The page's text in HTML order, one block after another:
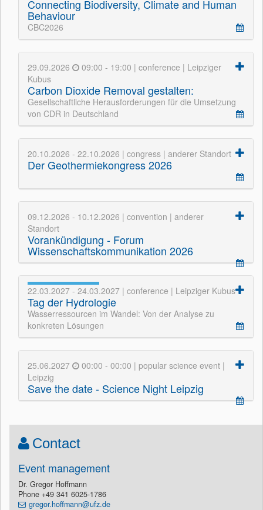
Connecting Biodiversity, Climate and Human
Behaviour
CBC2026
29.09.2026
09:00 - 19:00 | conference | Leipziger
Kubus
Carbon Dioxide Removal gestalten:
Gesellschaftliche Herausforderungen für die Umsetzung
von CDR in Deutschland
20.10.2026 - 22.10.2026 | congress | anderer Standort
Der Geothermiekongress 2026
09.12.2026 - 10.12.2026 | convention | anderer
Standort
Vorankündigung - Forum
Wissenschaftskommunikation 2026
22.03.2027 - 24.03.2027 | conference | Leipziger Kubus
Tag der Hydrologie
Wasserressourcen im Wandel: Von der Analyse zu
konkreten Lösungen
25.06.2027
00:00 - 00:00 | popular science event |
Leipzig
Save the date - Science Night Leipzig
Contact
Event management
Dr. Gregor Hoffmann
Phone +49 341 6025-1786
gregor.hoffmann@ufz.de